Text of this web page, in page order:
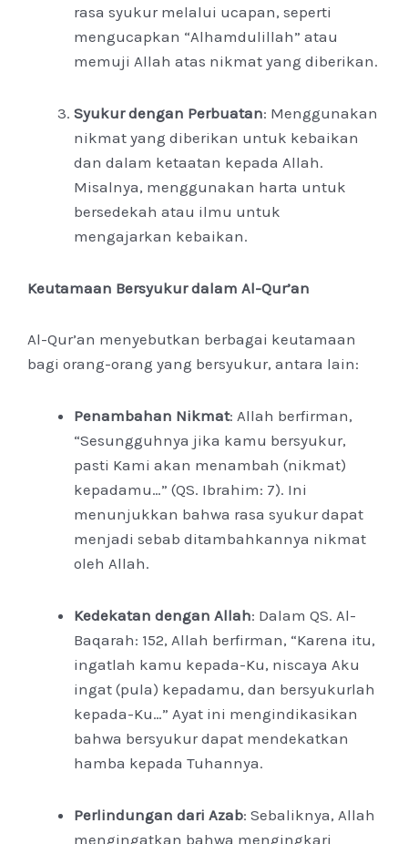
rasa syukur melalui ucapan, seperti
mengucapkan “Alhamdulillah” atau
memuji Allah atas nikmat yang diberikan.
Syukur dengan Perbuatan: Menggunakan
nikmat yang diberikan untuk kebaikan
dan dalam ketaatan kepada Allah.
Misalnya, menggunakan harta untuk
bersedekah atau ilmu untuk
mengajarkan kebaikan.
Keutamaan Bersyukur dalam Al-Qur’an
Al-Qur’an menyebutkan berbagai keutamaan
bagi orang-orang yang bersyukur, antara lain:
Penambahan Nikmat: Allah berfirman,
“Sesungguhnya jika kamu bersyukur,
pasti Kami akan menambah (nikmat)
kepadamu…” (QS. Ibrahim: 7). Ini
menunjukkan bahwa rasa syukur dapat
menjadi sebab ditambahkannya nikmat
oleh Allah.
Kedekatan dengan Allah: Dalam QS. Al-
Baqarah: 152, Allah berfirman, “Karena itu,
ingatlah kamu kepada-Ku, niscaya Aku
ingat (pula) kepadamu, dan bersyukurlah
kepada-Ku…” Ayat ini mengindikasikan
bahwa bersyukur dapat mendekatkan
hamba kepada Tuhannya.
Perlindungan dari Azab: Sebaliknya, Allah
mengingatkan bahwa mengingkari